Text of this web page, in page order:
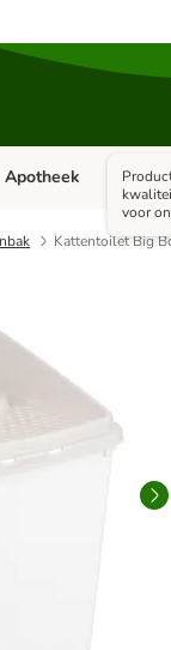
Hondcategorie menu:
Apotheek
Kattentoilet Big
voor